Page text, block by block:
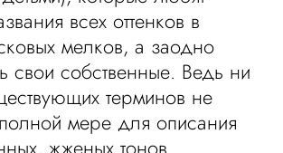
всех оттенков в
мелков, а заодно
свои собственные. Ведь ни
терминов не
мере для описания